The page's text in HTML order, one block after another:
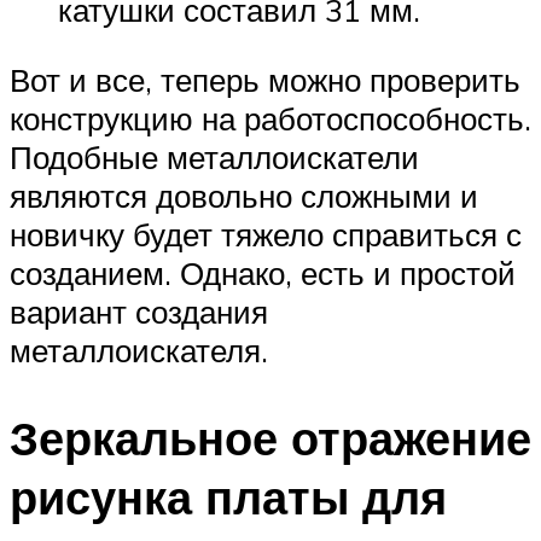
катушки составил 31 мм.
Вот и все, теперь можно проверить
конструкцию на работоспособность.
Подобные металлоискатели
являются довольно сложными и
новичку будет тяжело справиться с
созданием. Однако, есть и простой
вариант создания
металлоискателя.
Зеркальное отражение
рисунка платы для